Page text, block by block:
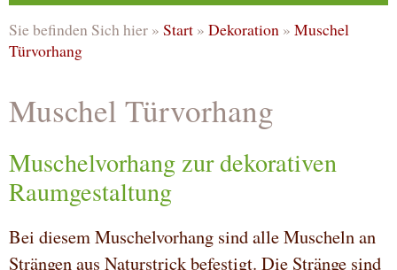
Sie befinden Sich hier » Start » Dekoration » Muschel
Türvorhang
Muschel Türvorhang
Muschelvorhang zur dekorativen
Raumgestaltung
Bei diesem Muschelvorhang sind alle Muscheln an
Strängen aus Naturstrick befestigt. Die Stränge sind